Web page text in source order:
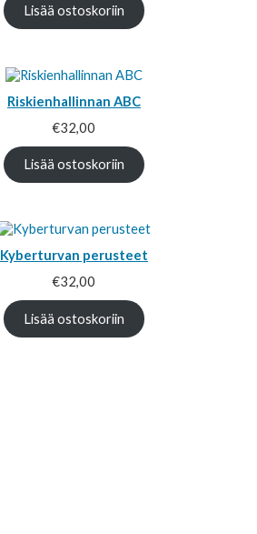
Lisää ostoskoriin
Riskienhallinnan ABC
€32,00
Lisää ostoskoriin
Kyberturvan perusteet
€32,00
Lisää ostoskoriin